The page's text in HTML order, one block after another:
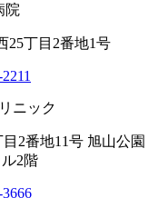
院
25丁目2番地1号
ニック
2番地11号 旭山公園
2階